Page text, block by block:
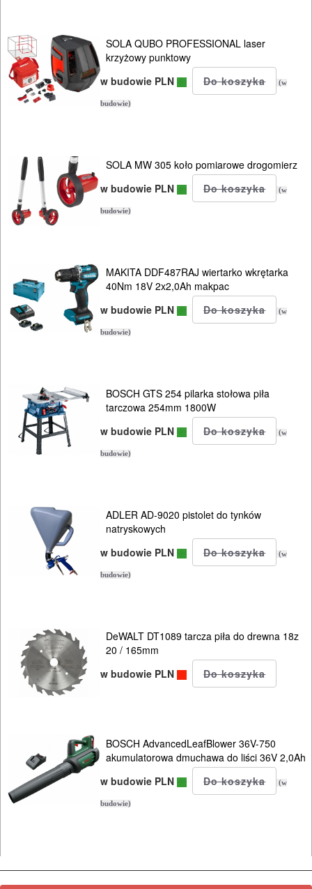
Akcesoria
Piły
do
drewna
do
metali
Do
ALLIGATOR
Do
i
Do
pił
szablowych
do
silikonu
Do
PROXXON
Do
satyniarek
strugów
i
hebli
225mm
SOLA QUBO PROFESSIONAL laser
krzyżowy punktowy
w budowie PLN
(w
budowie)
SOLA MW 305 koło pomiarowe drogomierz
w budowie PLN
(w
budowie)
MAKITA DDF487RAJ wiertarko wkrętarka
40Nm 18V 2x2,0Ah makpac
w budowie PLN
(w
budowie)
BOSCH GTS 254 pilarka stołowa piła
tarczowa 254mm 1800W
w budowie PLN
(w
budowie)
ADLER AD-9020 pistolet do tynków
natryskowych
w budowie PLN
(w
budowie)
DeWALT DT1089 tarcza piła do drewna 18z
20 / 165mm
w budowie PLN
BOSCH AdvancedLeafBlower 36V-750
akumulatorowa dmuchawa do liści 36V 2,0Ah
w budowie PLN
(w
budowie)